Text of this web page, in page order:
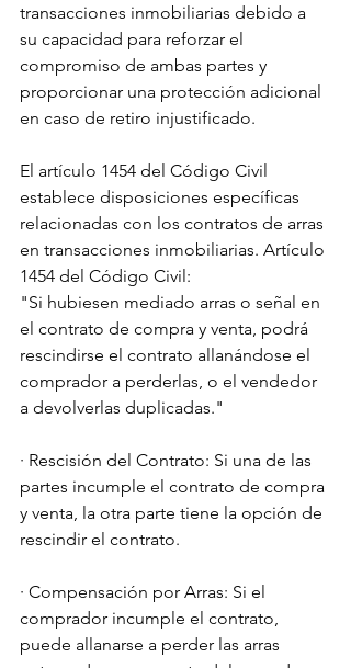
transacciones inmobiliarias debido a
su capacidad para reforzar el
compromiso de ambas partes y
proporcionar una protección adicional
en caso de retiro injustificado.
El artículo 1454 del Código Civil
establece disposiciones específicas
relacionadas con los contratos de arras
en transacciones inmobiliarias. Artículo
1454 del Código Civil:
"Si hubiesen mediado arras o señal en
el contrato de compra y venta, podrá
rescindirse el contrato allanándose el
comprador a perderlas, o el vendedor
a devolverlas duplicadas."
· Rescisión del Contrato: Si una de las
partes incumple el contrato de compra
y venta, la otra parte tiene la opción de
rescindir el contrato.
· Compensación por Arras: Si el
comprador incumple el contrato,
puede allanarse a perder las arras